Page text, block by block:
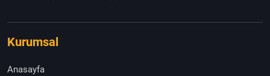
Kurumsal
Anasayfa